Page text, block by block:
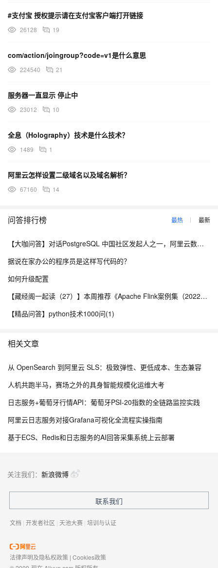
以轻松获知企业信息，同时还可以在自己电脑上就实现行政报销等
事务性工作。比如以前需要有部门助理专门负责大家的考勤、报销
提交，管理者审批即可，效率大大提高。报销、企业信息发布、绩
效评估等多项工作，也可以通过OA轻松实现。
品>差异化竞争力。协同OA强调知识共享，企业每个员工都可以在
系统上提出自己的想法，或者分享一些有启发性的案例，这种知识
除此此外、协同OA的自动化办公基础，也将大大节约企业在耗
材等方面的成本。
力，才能免于被掀翻了的风险。协同OA软件虽然不能彻底改变企业
的基本面，但是在提高效率和节约资源之后，企业已经被赋予了更
#支付宝 授权提示请在支付宝客户端打开链接
26128 19
com/action/joingroup?code=v1是什么意思
224540 21
服务器一直显示 停止中
23012 10
全息（Holography）技术是什么技术？
1489 1
阿里云怎样设置二级域名以及域名解析？
67160 14
问答排行榜 最热 最新
【大咖问答】对话PostgreSQL 中国社区发起人之一，阿里云数据库高级专家 德哥
据说在家办公的程序员是这样写代码的？
如何升级配置
【藏经阁一起读（27）】本周推荐《Apache Flink案例集（2022版）》，你有哪些心得？
【精品问答】python技术1000问(1)
相关文章
从 OpenSearch 到阿里云 SLS：极致弹性、更低成本、生态兼容
人机共跑半马，赛场之外的具身智能规模化运维大考
日志服务+葡萄牙行情API：葡萄牙PSI-20指数的全链路监控实践
阿里云日志服务对接Grafana可视化全流程实操指南
基于ECS、Redis和日志服务的AI回答采集系统上云部署
关注我们： 新浪微博
联系我们
文档 | 开发者社区 | 天池大赛 | 培训与认证
法律声明及隐私权政策 | Cookies政策